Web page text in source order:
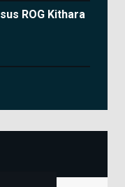
ROG Kithara